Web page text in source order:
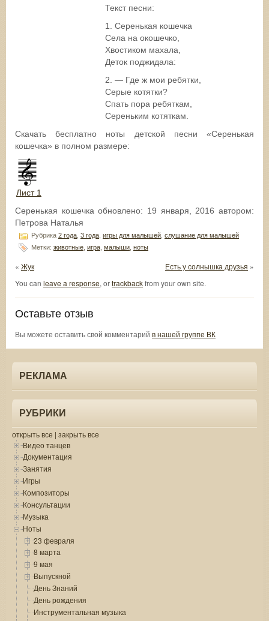
Текст песни:
1. Серенькая кошечка
Села на окошечко,
Хвостиком махала,
Деток поджидала:
2. — Где ж мои ребятки,
Серые котятки?
Спать пора ребяткам,
Сереньким котяткам.
Скачать бесплатно ноты детской песни «Серенькая
кошечка» в полном размере:
Лист 1
Серенькая кошечка обновлено: 19 января, 2016 автором:
Петрова Наталья
Рубрика 2 года 3 года игры для малышей слушание для малышей
Метки: животные игра малыши ноты
« Жук Есть у солнышка друзья »
You can leave a response, ortrackbackfrom your own site.
Оставьте отзыв
Вы можете оставить свой комментарий в нашей группе ВК
РЕКЛАМА
РУБРИКИ
открыть все | закрыть все
Видео танцев
Документация
Занятия
Игры
Композиторы
Консультации
Музыка
Ноты
23 февраля
8 марта
9 мая
Выпускной
День Знаний
День рождения
Инструментальная музыка